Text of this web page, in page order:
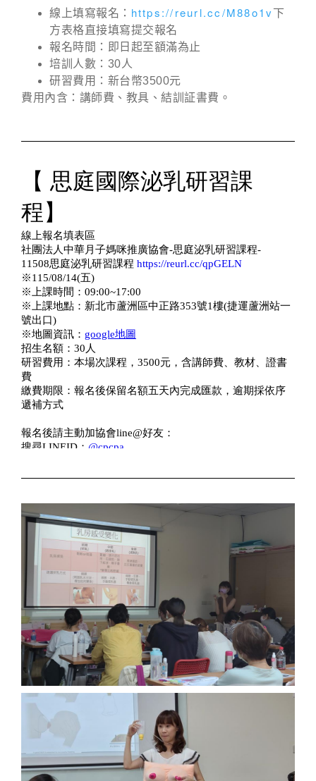
線上填寫報名： https://reurl.cc/M88o1v 下
方表格直接填寫提交報名
報名時間：即日起至額滿為止
培訓人數：30人
研習費用：新台幣3500元
費用內含：講師費、教具、結訓証書費。